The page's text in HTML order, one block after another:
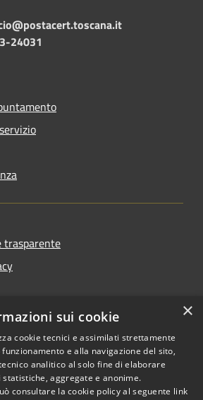
24031
trasparente
Copyright © 2026 • Comune di
×
sui cookie
cookie tecnici e assimilati strettamente
e alla navigazione del sito,
analitico al solo fine di elaborare
statistiche, aggregate e anonime.
consultare la cookie policy al seguente link